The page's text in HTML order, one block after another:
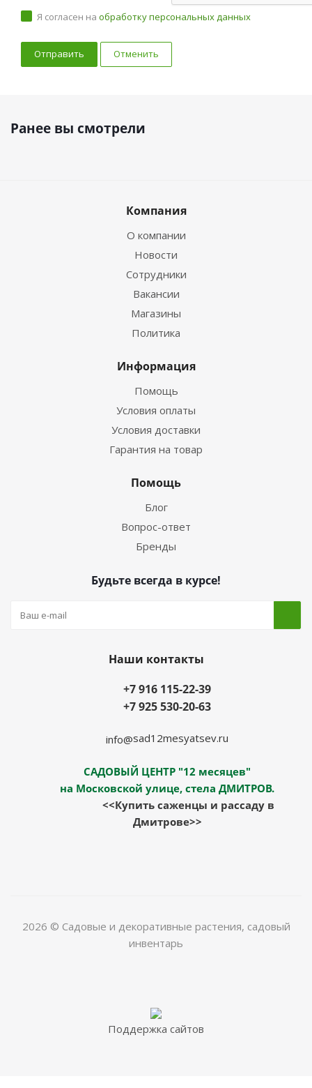
Я согласен на обработку персональных данных
Отменить
Ранее вы смотрели
Компания
О компании
Новости
Сотрудники
Вакансии
Магазины
Политика
Информация
Помощь
Условия оплаты
Условия доставки
Гарантия на товар
Помощь
Блог
Вопрос-ответ
Бренды
Будьте всегда в курсе!
Наши контакты
+7 916 115-22-39
+7 925 530-20-63
info@sad12mesyatsev.ru
САДОВЫЙ ЦЕНТР "12 месяцев"
на Московской улице, стела ДМИТРОВ.
<<Купить саженцы и рассаду в
Дмитрове>>
2026 © Садовые и декоративные растения, садовый
инвентарь
Поддержка сайтов